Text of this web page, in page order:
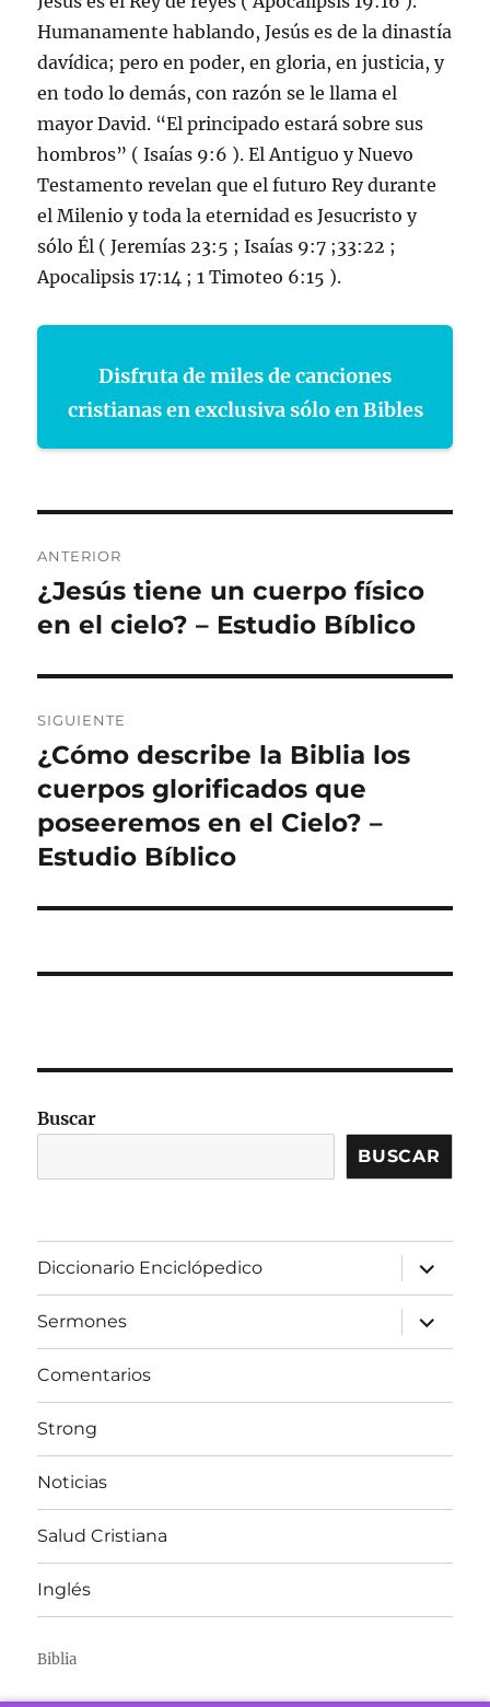
Humanamente hablando, Jesús es de la dinastía
davídica; pero en poder, en gloria, en justicia, y
en todo lo demás, con razón se le llama el
mayor David. “El principado estará sobre sus
hombros” ( Isaías 9:6 ). El Antiguo y Nuevo
Testamento revelan que el futuro Rey durante
el Milenio y toda la eternidad es Jesucristo y
sólo Él ( Jeremías 23:5 ; Isaías 9:7 ;33:22 ;
Apocalipsis 17:14 ; 1 Timoteo 6:15 ).
Disfruta de miles de canciones
cristianas en exclusiva sólo en Bibles
de
entradas
ANTERIOR
Entrada
anterior:
¿Jesús tiene un cuerpo físico
en el cielo? – Estudio Bíblico
SIGUIENTE
Entrada
siguiente:
¿Cómo describe la Biblia los
cuerpos glorificados que
poseeremos en el Cielo? –
Estudio Bíblico
Buscar
BUSCAR
Diccionario Enciclópedico
expandir
el
menú
inferior
Sermones
expandir
el
menú
Comentarios
Strong
Noticias
Salud Cristiana
Inglés
Biblia